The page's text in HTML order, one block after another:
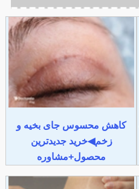
کاهش محسوس جای بخیه و
زخم◀خرید جدیدترین
محصول+مشاوره